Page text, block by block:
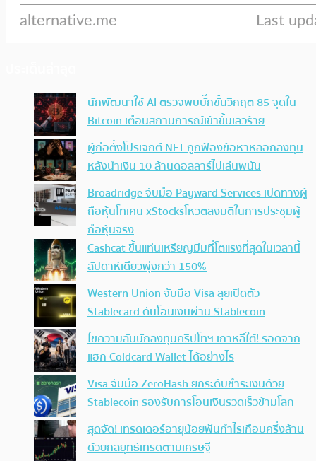
นักพัฒนาใช้ AI ตรวจพบบั๊กขั้นวิกฤต 85 จุดใน
Bitcoin เตือนสถานการณ์เข้าขั้นเลวร้าย
ผู้ก่อตั้งโปรเจกต์ NFT ถูกฟ้องข้อหาหลอกลงทุน
หลังนำเงิน 10 ล้านดอลลาร์ไปเล่นพนัน
Broadridge จับมือ Payward Services เปิดทางผู้
ถือหุ้นโทเคน xStocksโหวตลงมติในการประชุมผู้
ถือหุ้นจริง
Cashcat ขึ้นแท่นเหรียญมีมที่โตแรงที่สุดในเวลานี้
สัปดาห์เดียวพุ่งกว่า 150%
Western Union จับมือ Visa ลุยเปิดตัว
Stablecard ดันโอนเงินผ่าน Stablecoin
ไขความลับนักลงทุนคริปโทฯ เกาหลีใต้! รอดจาก
แฮก Coldcard Wallet ได้อย่างไร
Visa จับมือ ZeroHash ยกระดับชำระเงินด้วย
Stablecoin รองรับการโอนเงินรวดเร็วข้ามโลก
สุดจัด! เทรดเดอร์อายุน้อยฟันกำไรเกือบครึ่งล้าน
ด้วยกลยุทธ์เทรดตามเศรษฐี